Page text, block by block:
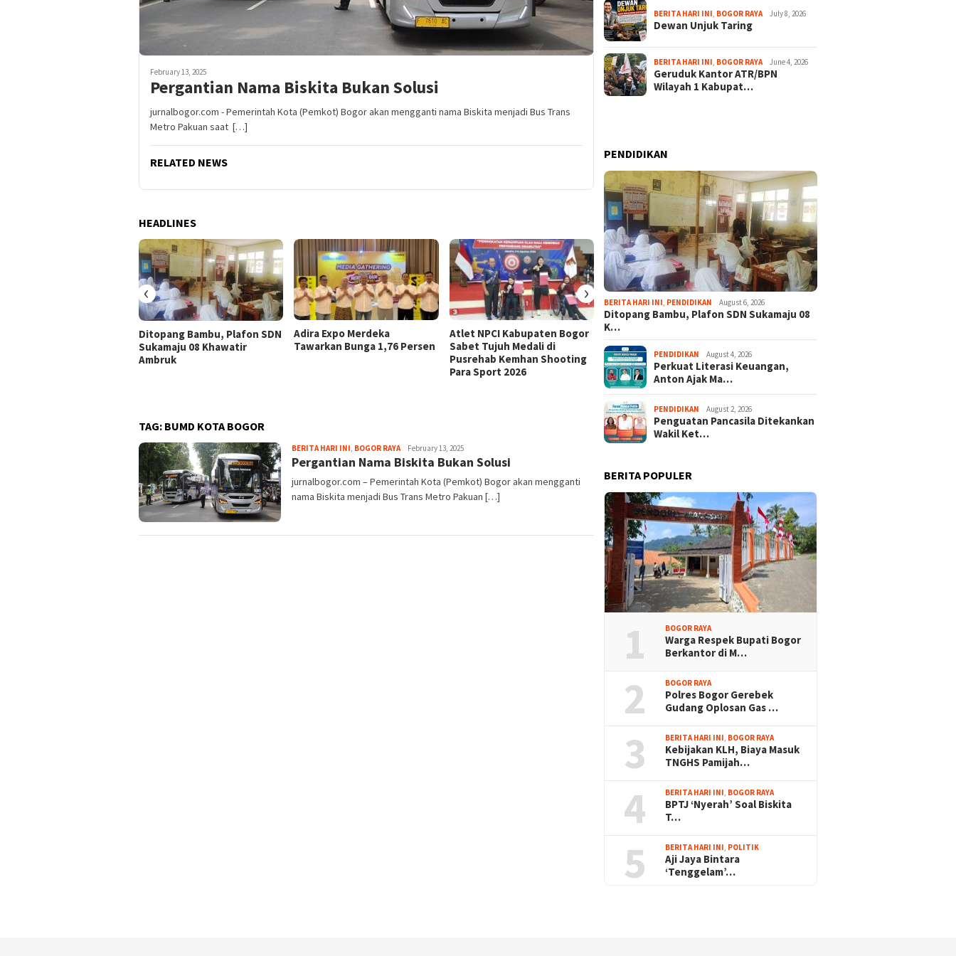
February 13, 2025
Pergantian Nama Biskita Bukan Solusi
jurnalbogor.com - Pemerintah Kota (Pemkot) Bogor akan mengganti nama Biskita menjadi Bus Trans
Metro Pakuan saat […]
RELATED NEWS
HEADLINES
Ditopang Bambu, Plafon SDN
Sukamaju 08 Khawatir
Ambruk
Adira Expo Merdeka
Tawarkan Bunga 1,76 Persen
Atlet NPCI Kabupaten Bogor
Sabet Tujuh Medali di
Pusrehab Kemhan Shooting
Para Sport 2026
Ajang Promosi Wisata,
Ratusan Peserta Ikuti Tour
Malasari Halimun Salak 2026
‹ ›
TAG: BUMD KOTA BOGOR
BERITA HARI INI, BOGOR RAYAAga
Alamanda
February 13, 2025
Pergantian Nama Biskita Bukan Solusi
jurnalbogor.com – Pemerintah Kota (Pemkot) Bogor akan mengganti
nama Biskita menjadi Bus Trans Metro Pakuan […]
BERITA HARI INI BOGOR RAYA July 8, 2026
Dewan Unjuk Taring
BERITA HARI INI BOGOR RAYA June 4, 2026
Geruduk Kantor ATR/BPN
Wilayah 1 Kabupat…
PENDIDIKAN
BERITA HARI INI PENDIDIKAN August 6, 2026
Ditopang Bambu, Plafon SDN Sukamaju 08
K…
PENDIDIKAN August 4, 2026
Perkuat Literasi Keuangan,
Anton Ajak Ma…
PENDIDIKAN August 2, 2026
Penguatan Pancasila Ditekankan
Wakil Ket…
BERITA POPULER
1 BOGOR RAYA
Warga Respek Bupati Bogor
Berkantor di M…
2 BOGOR RAYA
Polres Bogor Gerebek
Gudang Oplosan Gas …
3 BERITA HARI INI, BOGOR RAYA
Kebijakan KLH, Biaya Masuk
TNGHS Pamijah…
4 BERITA HARI INI, BOGOR RAYA
BPTJ ‘Nyerah’ Soal Biskita
T…
5 BERITA HARI INI, POLITIK
Aji Jaya Bintara
‘Tenggelam’…